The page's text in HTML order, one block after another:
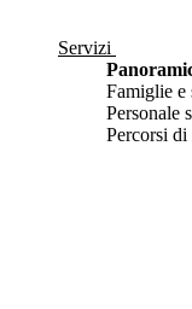
Servizi
Famiglie e
Personale
Percorsi di